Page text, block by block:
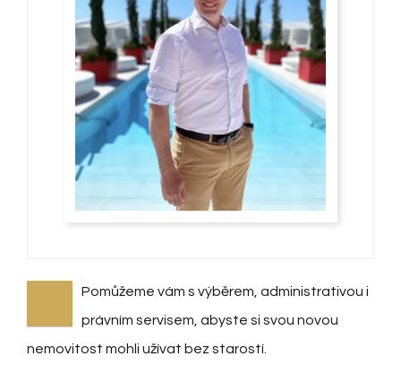
Pomůžeme vám s výběrem, administrativou i
právním servisem, abyste si svou novou
nemovitost mohli užívat bez starostí.